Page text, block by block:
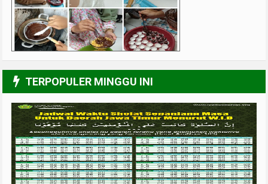
5/6
TERPOPULER MINGGU INI